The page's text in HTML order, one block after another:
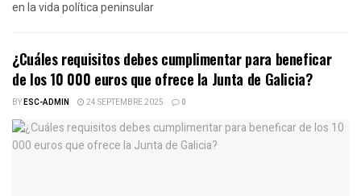
en la vida política peninsular
¿Cuáles requisitos debes cumplimentar para beneficar
de los 10 000 euros que ofrece la Junta de Galicia?
BYESC-ADMIN 24 SEPTEMBRE 2025 0